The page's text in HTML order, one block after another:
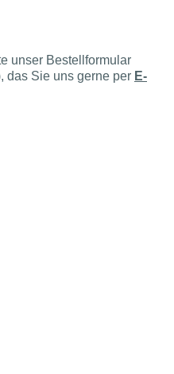
unser Bestellformular
das Sie uns gerne per E-